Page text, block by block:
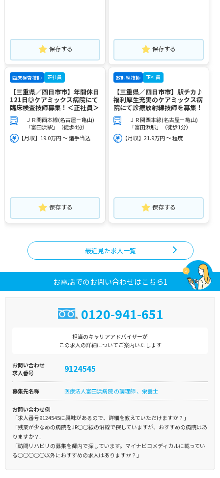
保存する 保存する
臨床検査技師 正社員
【三重県／四日市市】年間休日
121日◎ケアミックス病院にて
臨床検査技師募集！＜正社員＞
ＪＲ関西本線(名古屋－亀山)
「富田浜駅」（徒歩4分）
【月収】19.0万円 ～ 諸手当込
保存する
放射線技師 正社員
【三重県／四日市市】駅チカ♪
福利厚生充実のケアミックス病
院にて診療放射線技師を募集！
ＪＲ関西本線(名古屋－亀山)
「富田浜駅」（徒歩1分）
【月収】21.9万円 ～ 程度
保存する
最近見た求人一覧
お電話でのお問い合わせはこちら1
0120-941-651
担当のキャリアアドバイザーが
この求人の詳細についてご案内いたします
お問い合わせ
求人番号
9124545
募集先名称 医療法人富田浜病院 の調理師 、栄養士
お問い合わせ例
「求人番号9124545に興味があるので、詳細を教えていただけますか？」
「残業が少なめの病院をJR○○線の沿線で探していますが、おすすめの病院はあ
りますか？」
「訪問リハビリの募集を都内で探しています。マイナビコメディカルに載ってい
る○○○○○以外におすすめの求人はありますか？」